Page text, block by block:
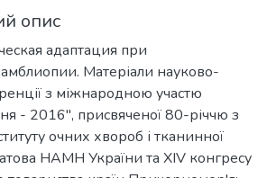
опис
адаптация при
Матеріали науково-
з міжнародною участю
- 2016", присвяченої 80-річчю з
очних хвороб і тканинної
НАМН України та XIV конгресу